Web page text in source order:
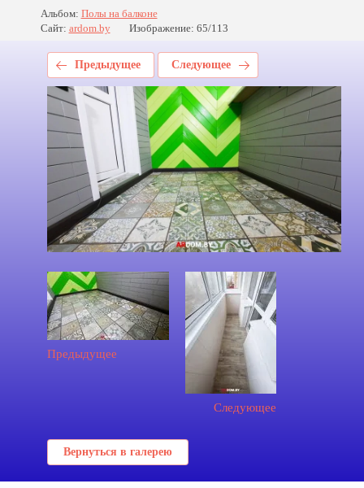
Альбом: Полы на балконе
Сайт: ardom.by Изображение: 65/113
Предыдущее Следующее
Предыдущее
Следующее
Вернуться в галерею